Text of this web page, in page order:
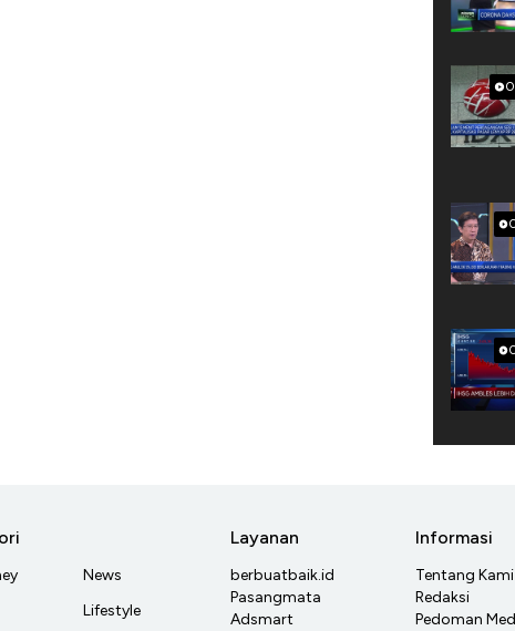
News
Lifestyle
Layanan
berbuatbaik.id
Pasangmata
Adsmart
Informasi
Tentang Kami
Redaksi
Pedoman